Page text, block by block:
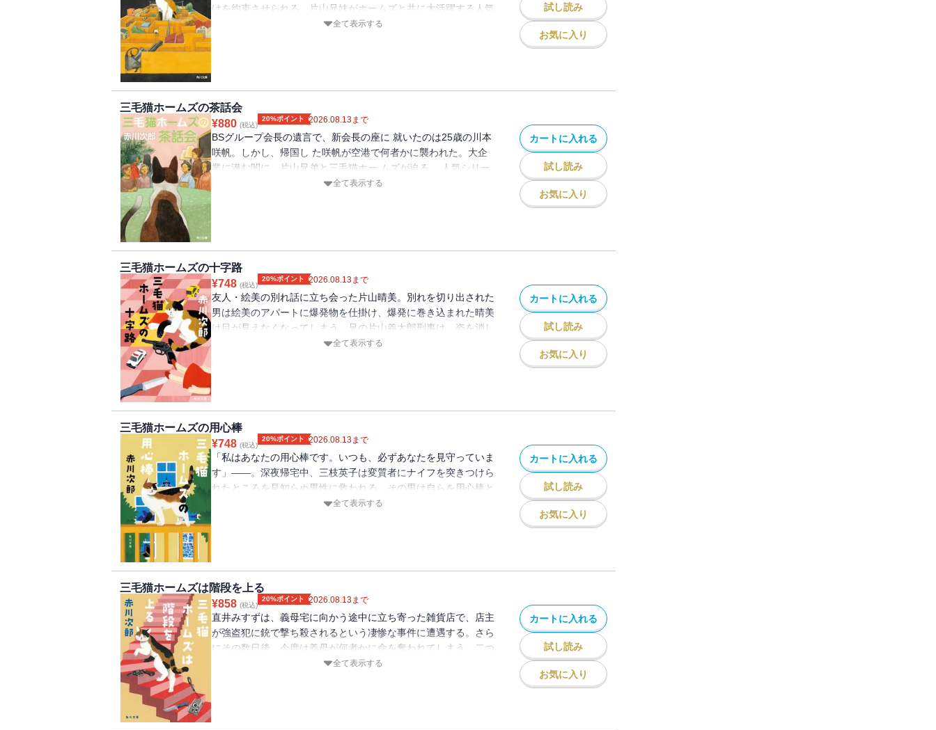
けを約束させられる。片山兄妹がホームズと共に大活躍する人気
全て表示する
試し読み
お気に入り
三毛猫ホームズの茶話会
¥880 (税込)
20%ポイント 2026.08.13まで
BSグループ会長の遺言で、新会長の座に 就いたのは25歳の川本
咲帆。しかし、帰国し た咲帆が空港で何者かに襲われた。大企
業に潜む闇に、片山兄弟と三毛猫ホー ムズが迫る。 人気シリー
全て表示する
カートに入れる
試し読み
お気に入り
三毛猫ホームズの十字路
¥748 (税込)
20%ポイント 2026.08.13まで
友人・絵美の別れ話に立ち会った片山晴美。別れを切り出された
男は絵美のアパートに爆発物を仕掛け、爆発に巻き込まれた晴美
は目が見えなくなってしまう。兄の片山義太郎刑事は、姿を消し
た犯人とその母親を追い始める。しかし、見つけた母親を尾行し
全て表示する
カートに入れる
試し読み
お気に入り
三毛猫ホームズの用心棒
¥748 (税込)
20%ポイント 2026.08.13まで
「私はあなたの用心棒です。いつも、必ずあなたを見守っていま
す」――。深夜帰宅中、三枝英子は変質者にナイフを突きつけら
れたところを見知らぬ男性に救われる。その男は自らを用心棒と
言い残し立ち去った。それ以降、英子を困らせる人物が危険な目
全て表示する
カートに入れる
試し読み
お気に入り
三毛猫ホームズは階段を上る
¥858 (税込)
20%ポイント 2026.08.13まで
直井みすずは、義母宅に向かう途中に立ち寄った雑貨店で、店主
が強盗犯に銃で撃ち殺されるという凄惨な事件に遭遇する。さら
にその数日後、今度は義母が何者かに命を奪われてしまう。二つ
の事件をきっかけに、みすずの日常が変わり始めた。言いなりだ
全て表示する
カートに入れる
試し読み
お気に入り